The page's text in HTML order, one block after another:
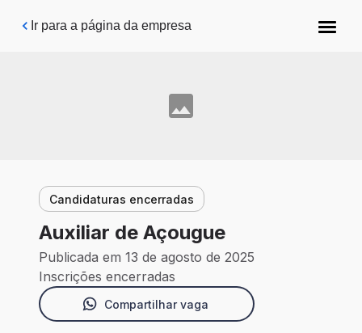
Pular para o conteúdo principal
Ir para a página da empresa
Candidaturas encerradas
Auxiliar de Açougue
Publicada em 13 de agosto de 2025
Inscrições encerradas
Compartilhar vaga